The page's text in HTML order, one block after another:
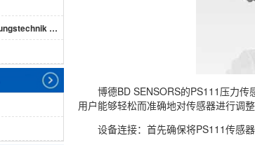
德国GOLDAMMER Regelungstechnik GmbH
博德BD SENSORS的PS111压力
用户能够轻松而准确地对传感器进行调
设备连接：首先确保将PS111传感